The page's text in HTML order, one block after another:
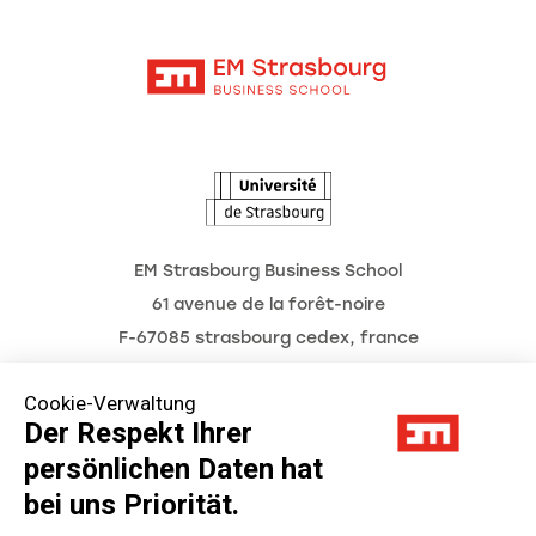
Cookie-Verwaltung
Der Respekt Ihrer
persönlichen Daten hat
bei uns Priorität.
EM Strasbourg Business School
61 avenue de la forêt-noire
F-67085 strasbourg cedex, france
Impressum